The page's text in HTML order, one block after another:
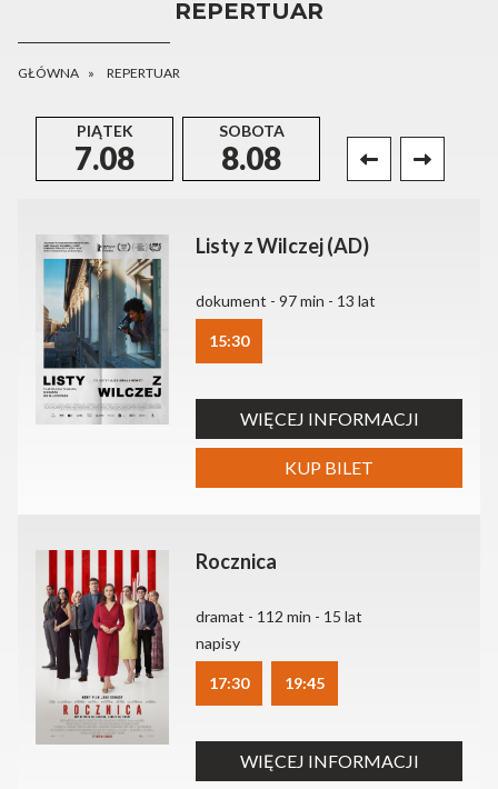
REPERTUAR
GŁÓWNA REPERTUAR
PIĄTEK
7.08
SOBOTA
8.08 9.08
Listy z Wilczej (AD)
dokument - 97 min - 13 lat
15:30
WIĘCEJ INFORMACJI
KUP BILET
Rocznica
dramat - 112 min - 15 lat
napisy
17:30 19:45
WIĘCEJ INFORMACJI